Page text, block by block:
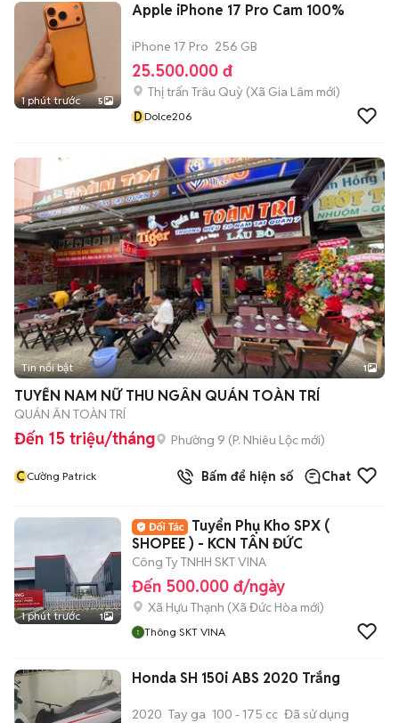
1 phút trước 5
Apple iPhone 17 Pro Cam 100%
iPhone 17 Pro 256 GB
25.500.000 đ
Thị trấn Trâu Quỳ (Xã Gia Lâm mới)
DDolce206
Tin nổi bật 1
TUYỂN NAM NỮ THU NGÂN QUÁN TOÀN TRÍ
QUÁN ĂN TOÀN TRÍ
Đến 15 triệu/tháng Phường 9 (P. Nhiêu Lộc mới)
CCường Patrick Bấm để hiện số Chat
1 phút trước 1
Tuyển Phụ Kho SPX (
SHOPEE ) - KCN TÂN ĐỨC
Công Ty TNHH SKT VINA
Đến 500.000 đ/ngày
Xã Hựu Thạnh (Xã Đức Hòa mới)
Thông SKT VINA
Honda SH 150i ABS 2020 Trắng
2020 Tay ga 100 - 175 cc Đã sử dụng